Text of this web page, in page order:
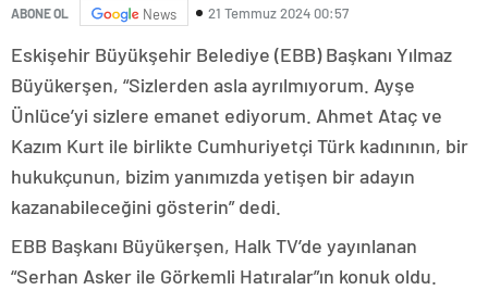
ABONE OL News 21 Temmuz 2024 00:57
Eskişehir Büyükşehir Belediye (EBB) Başkanı Yılmaz
Büyükerşen, “Sizlerden asla ayrılmıyorum. Ayşe
Ünlüce’yi sizlere emanet ediyorum. Ahmet Ataç ve
Kazım Kurt ile birlikte Cumhuriyetçi Türk kadınının, bir
hukukçunun, bizim yanımızda yetişen bir adayın
kazanabileceğini gösterin” dedi.
EBB Başkanı Büyükerşen, Halk TV’de yayınlanan
“Serhan Asker ile Görkemli Hatıralar”ın konuk oldu.